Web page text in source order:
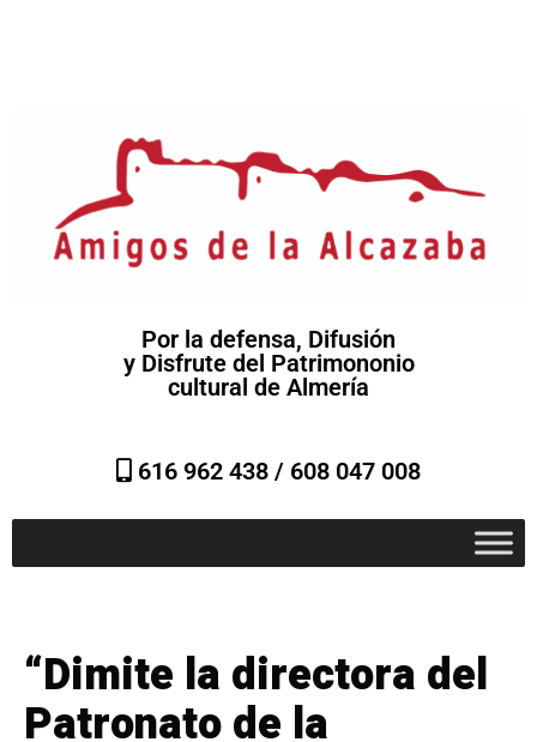
Por la defensa, Difusión
y Disfrute del Patrimononio
cultural de Almería
616 962 438 / 608 047 008
“Dimite la directora del
Patronato de la